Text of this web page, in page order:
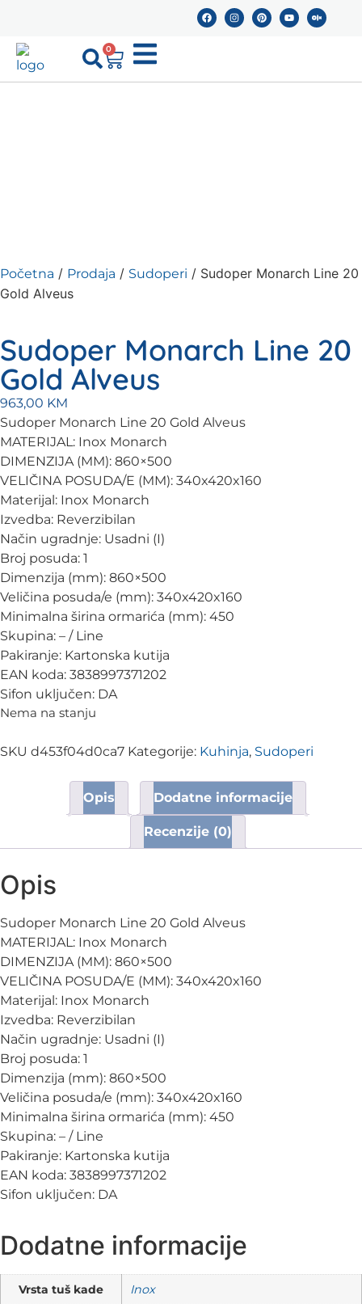
0
Početna / Prodaja / Sudoperi / Sudoper Monarch Line 20
Gold Alveus
Sudoper Monarch Line 20
Gold Alveus
963,00 KM
Sudoper Monarch Line 20 Gold Alveus
MATERIJAL: Inox Monarch
DIMENZIJA (MM): 860×500
VELIČINA POSUDA/E (MM): 340x420x160
Materijal: Inox Monarch
Izvedba: Reverzibilan
Način ugradnje: Usadni (I)
Broj posuda: 1
Dimenzija (mm): 860×500
Veličina posuda/e (mm): 340x420x160
Minimalna širina ormarića (mm): 450
Skupina: – / Line
Pakiranje: Kartonska kutija
EAN koda: 3838997371202
Sifon uključen: DA
Nema na stanju
SKU d453f04d0ca7 Kategorije: Kuhinja, Sudoperi
Opis Dodatne informacije
Recenzije (0)
Opis
Sudoper Monarch Line 20 Gold Alveus
MATERIJAL: Inox Monarch
DIMENZIJA (MM): 860×500
VELIČINA POSUDA/E (MM): 340x420x160
Materijal: Inox Monarch
Izvedba: Reverzibilan
Način ugradnje: Usadni (I)
Broj posuda: 1
Dimenzija (mm): 860×500
Veličina posuda/e (mm): 340x420x160
Minimalna širina ormarića (mm): 450
Skupina: – / Line
Pakiranje: Kartonska kutija
EAN koda: 3838997371202
Sifon uključen: DA
Dodatne informacije
Vrsta tuš kade Inox